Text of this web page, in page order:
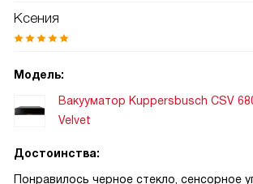
Ксения
Модель:
Вакууматор Kuppersbusch CSV
Velvet
Достоинства:
Понравилось черное стекло, сенсорное